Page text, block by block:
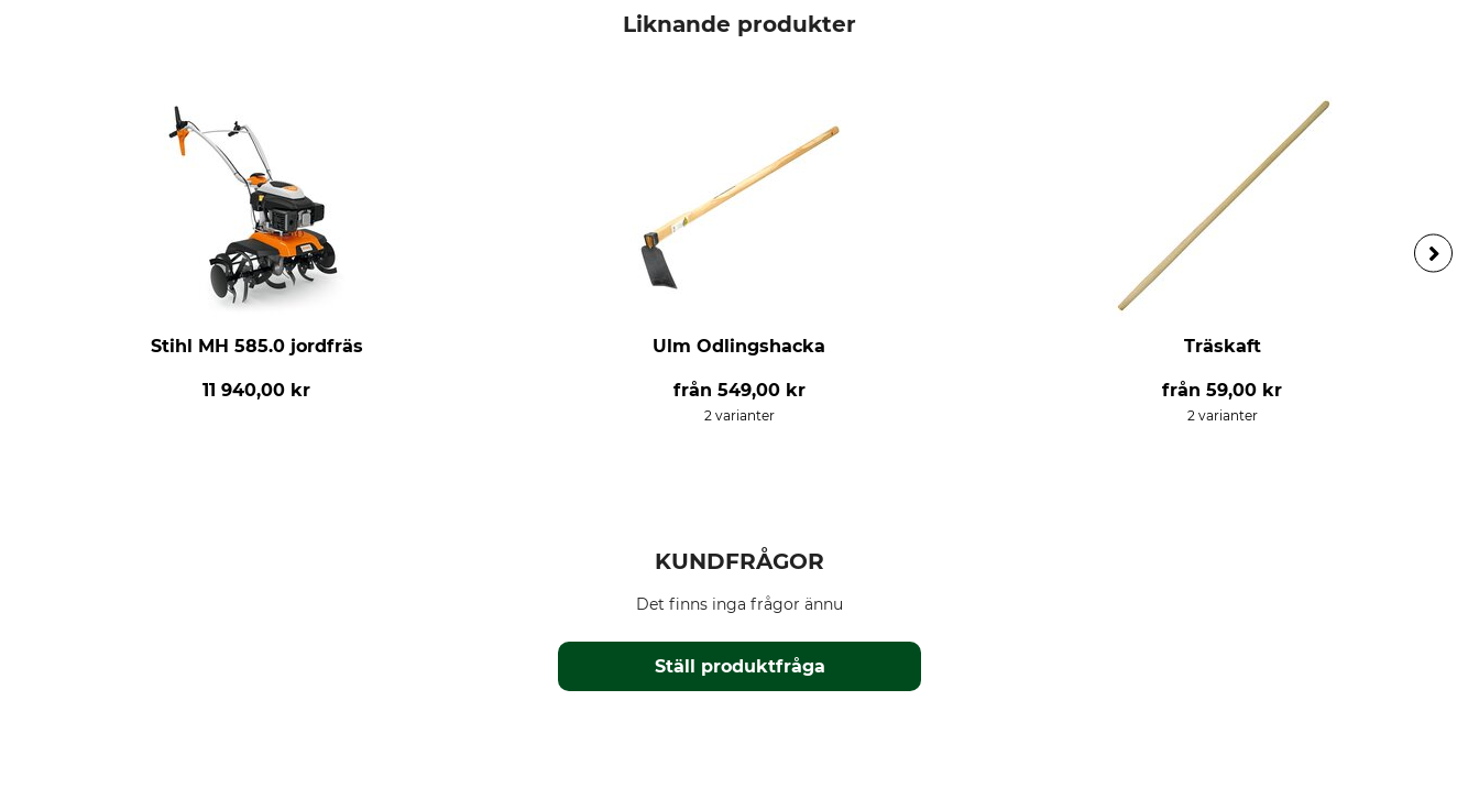
Liknande produkter
Stihl MH 585.0 jordfräs
11 940,00 kr
Ulm Odlingshacka
från 549,00 kr
2 varianter
Träskaft
från59,00 kr
2 varianter
KUNDFRÅGOR
Ställ produktfråga
Det finns inga frågor ännu